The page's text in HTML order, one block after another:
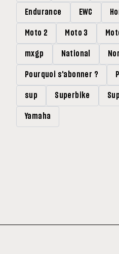
Endurance EWC
Moto 2 Moto 3
mxgp National
Pourquoi s'abonner ?
sup Superbike
Yamaha